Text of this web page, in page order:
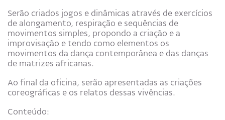
Serão criados jogos e dinâmicas através de exercícios
de alongamento, respiração e sequências de
movimentos simples, propondo a criação e a
improvisação e tendo como elementos os
movimentos da dança contemporânea e das danças
de matrizes africanas.
Ao final da oficina, serão apresentadas as criações
coreográficas e os relatos dessas vivências.
Conteúdo: